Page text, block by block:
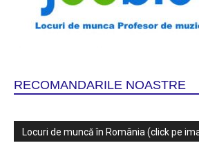
RECOMANDARILE NOASTRE
Locuri de muncă în România (click pe